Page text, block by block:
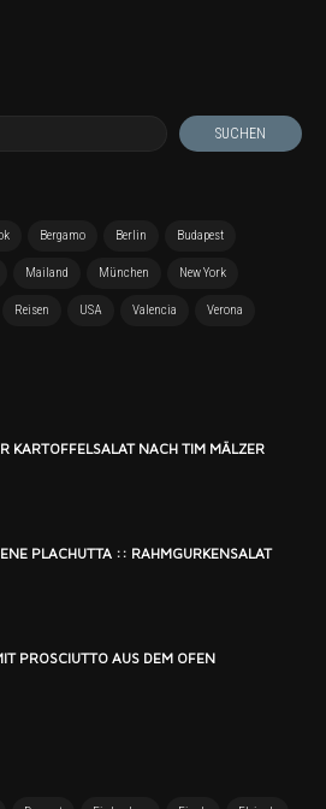
Bergamo Berlin Budapest
Mailand München New York
Reisen USA Valencia Verona
KARTOFFELSALAT NACH TIM MÄLZER
PLACHUTTA :: RAHMGURKENSALAT
PROSCIUTTO AUS DEM OFEN